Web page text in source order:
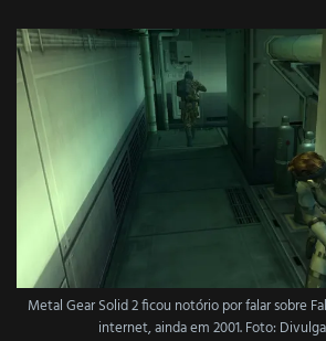
Metal Gear Solid 2 ficou notóriopor falar sobre
internet, ainda em 2001. Foto: